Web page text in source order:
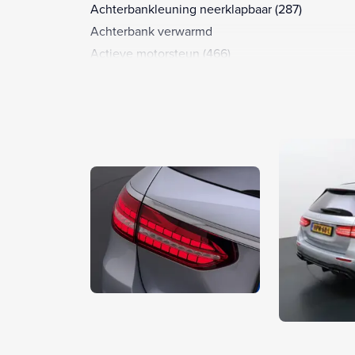
Achterbankleuning neerklapbaar (287)
Achterbank verwarmd
Actieve motorsteun (466)
AMG-specific radiator grille, darkened (5U6)
AMG-styling
AMG Driver’s pakket (250)
AMG High Performance remsysteem (3U0 )
AMG Nightpakket (P60)
AMG Performance-stoelenpakket High-End
AMG Performance sportstoelen (555)
AMG Performance stuurwiel in Nappa leder /